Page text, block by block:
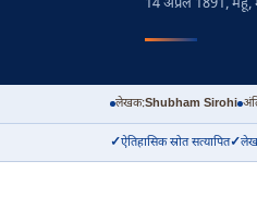
14 अप्रैल 1891, महू,
लेखक:Shubham Sirohi
ऐतिहासिक स्रोत सत्यापित